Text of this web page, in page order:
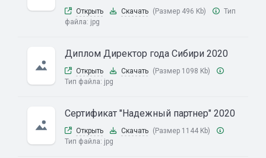
Открыть Скачать (Размер 496 Kb)
Тип
файла: jpg
Диплом Директор года Сибири 2020
Открыть Скачать (Размер 1098 Kb)
Тип файла: jpg
Сертификат "Надежный партнер" 2020
Открыть Скачать (Размер 1144 Kb)
Тип файла: jpg